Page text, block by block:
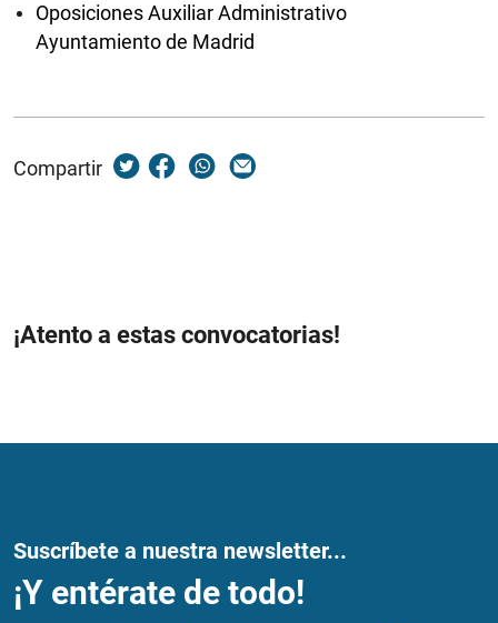
Oposiciones Auxiliar Administrativo
Ayuntamiento de Madrid
Compartir
¡Atento a estas convocatorias!
Suscríbete a nuestra newsletter...
¡Y entérate de todo!